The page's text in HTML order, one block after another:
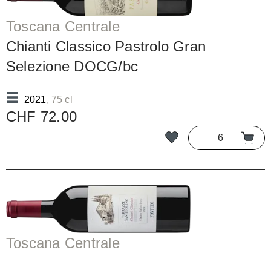
Toscana Centrale
Chianti Classico Pastrolo Gran
Selezione DOCG/bc
2021, 75 cl
CHF 72.00
Toscana Centrale